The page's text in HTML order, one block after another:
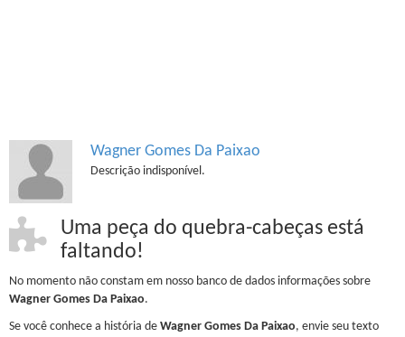
Wagner Gomes Da Paixao
Descrição indisponível.
Uma peça do quebra-cabeças está
faltando!
No momento não constam em nosso banco de dados informações sobre
Wagner Gomes Da Paixao.
Se você conhece a história de Wagner Gomes Da Paixao, envie seu texto